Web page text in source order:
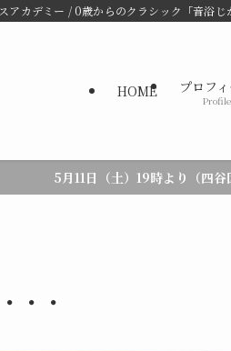
アカデミー / 0歳からのクラシック「音浴じ
HOME プロフ
Profile
5月11日（土）19時より（四
・・